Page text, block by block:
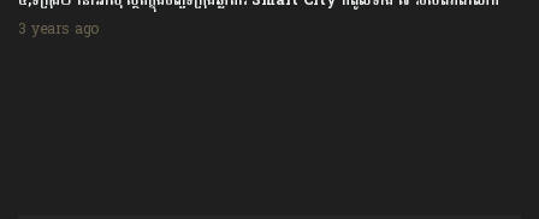
3 years ago